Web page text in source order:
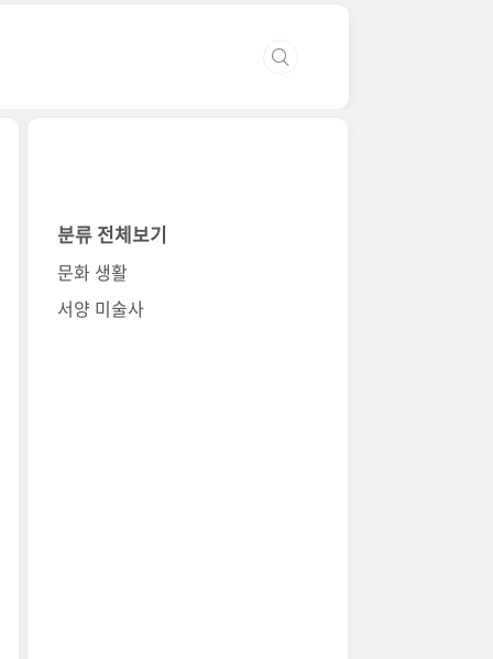
분류 전체보기
문화 생활
서양 미술사